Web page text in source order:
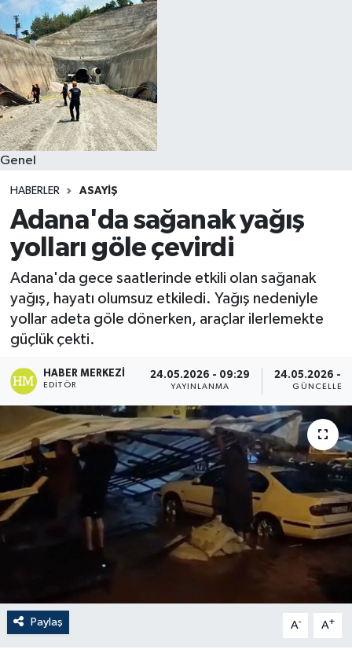
Genel
HABERLER ASAYIŞ
Adana'da sağanak yağış
yolları göle çevirdi
Adana'da gece saatlerinde etkili olan sağanak
yağış, hayatı olumsuz etkiledi. Yağış nedeniyle
yollar adeta göle dönerken, araçlar ilerlemekte
güçlük çekti.
HABER MERKEZI
EDITÖR
24.05.2026 - 09:29
YAYINLANMA
24.05.2026 -
Paylaş A- A+
Spor
Teknoloji
Yaşam